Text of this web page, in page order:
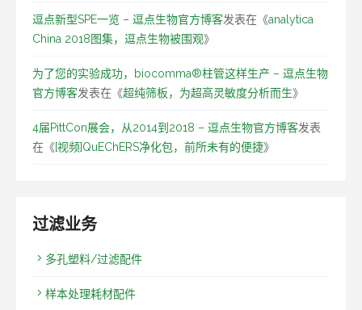
逗点新型SPE一览 – 逗点生物官方博客发表在《analytica
China 2018图集，逗点生物被围观》
为了您的实验成功，biocomma®柱管这样生产 – 逗点生物
官方博客发表在《超纯筛板，为超高灵敏度分析而生》
4届PittCon展会，从2014到2018 – 逗点生物官方博客发表
在《[视频]QuEChERS净化包，前所未有的便捷》
过滤业务
多孔塑料/过滤配件
样本处理耗材配件